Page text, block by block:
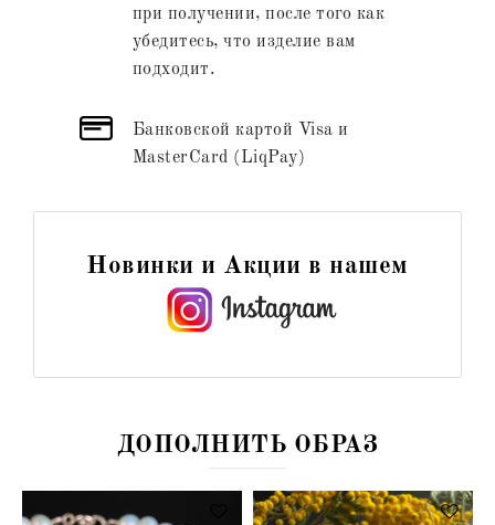
при получении, после того как
убедитесь, что изделие вам
подходит.
Банковской картой Visa и
MasterCard (LiqPay)
Новинки и Акции в нашем
ДОПОЛНИТЬ ОБРАЗ